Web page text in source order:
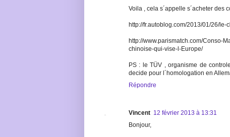
Voila , cela s´appelle s´acheter des
http://fr.autoblog.com/2013/01/26/
http://www.parismatch.com/Conso-
chinoise-qui-vise-l-Europe/
PS : le TÜV , organisme de
decide pour l´homologation en
Répondre
Vincent 12 février 2013 à 13:31
Bonjour,